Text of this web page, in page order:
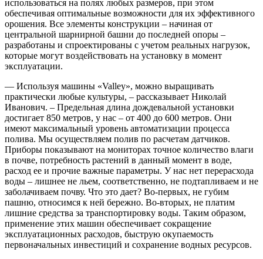
использоваться на полях любых размеров, при этом
обеспечивая оптимальные возможности для их эффективного
орошения. Все элементы конструкции – ​начиная от
центральной шарнирной башни до последней опоры – ​
разработаны и спроектированы с учетом реальных нагрузок,
которые могут воздействовать на установку в момент
эксплуатации.
— Используя машины «Valley», можно выращивать
практически любые культуры, – ​рассказывает Николай
Иванович. – ​Предельная длина дождевальной установки
достигает 850 метров, у нас – ​от 400 до 600 метров. Они
имеют максимальный уровень автоматизации процесса
полива. Мы осуществляем полив по расчетам датчиков.
Приборы показывают на мониторах точное количество влаги
в почве, потребность растений в данный момент в воде,
расход ее и прочие важные параметры. У нас нет перерасхода
воды – ​лишнее не льем, соответственно, не подтапливаем и не
заболачиваем почву. Что это дает? Во-первых, не губим
пашню, относимся к ней бережно. Во-вторых, не платим
лишние средства за транспортировку воды. Таким образом,
применение этих машин обеспечивает сокращение
эксплуатационных расходов, быструю окупаемость
первоначальных инвестиций и сохранение водных ресурсов.